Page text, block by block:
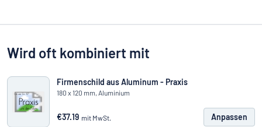
Wird oft kombiniert mit
Firmenschild aus Aluminum - Praxis
180 x 120 mm, Aluminium
€37.19 mit MwSt. Anpassen